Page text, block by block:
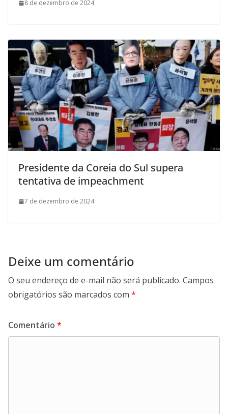
8 de dezembro de 2024
Presidente da Coreia do Sul supera
tentativa de impeachment
7 de dezembro de 2024
Deixe um comentário
O seu endereço de e-mail não será publicado. Campos
obrigatórios são marcados com *
Comentário *